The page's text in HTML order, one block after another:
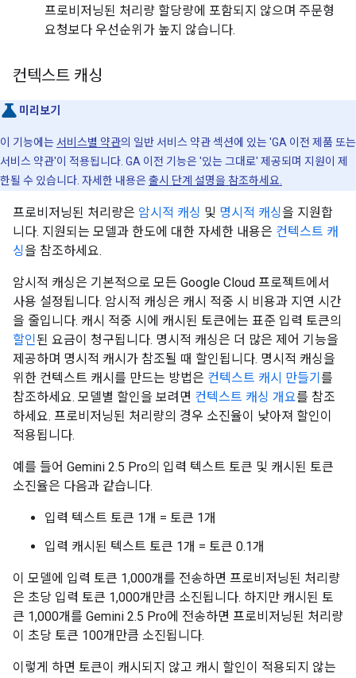
프로비저닝된 처리량 할당량에 포함되지 않으며 주문형
요청보다 우선순위가 높지 않습니다.
컨텍스트 캐싱
미리보기
이 기능에는 서비스별 약관의 일반 서비스 약관 섹션에 있는 'GA 이전 제품 또는
서비스 약관'이 적용됩니다. GA 이전 기능은 '있는 그대로' 제공되며 지원이 제
한될 수 있습니다. 자세한 내용은출시 단계 설명을 참조하세요.
프로비저닝된 처리량은 암시적 캐싱 및 명시적 캐싱을 지원합
니다. 지원되는 모델과 한도에 대한 자세한 내용은 컨텍스트 캐
싱을 참조하세요.
암시적 캐싱은 기본적으로 모든 Google Cloud 프로젝트에서
사용 설정됩니다. 암시적 캐싱은 캐시 적중 시 비용과 지연 시간
을 줄입니다. 캐시 적중 시에 캐시된 토큰에는 표준 입력 토큰의
할인된 요금이 청구됩니다. 명시적 캐싱은 더 많은 제어 기능을
제공하며 명시적 캐시가 참조될 때 할인됩니다. 명시적 캐싱을
위한 컨텍스트 캐시를 만드는 방법은 컨텍스트 캐시 만들기 를
참조하세요. 모델별 할인을 보려면 컨텍스트 캐싱 개요를 참조
하세요. 프로비저닝된 처리량의 경우 소진율이 낮아져 할인이
적용됩니다.
예를 들어 Gemini 2.5 Pro의 입력 텍스트 토큰 및 캐시된 토큰
소진율은 다음과 같습니다.
입력 텍스트 토큰 1개 = 토큰 1개
입력 캐시된 텍스트 토큰 1개 = 토큰 0.1개
이 모델에 입력 토큰 1,000개를 전송하면 프로비저닝된 처리량
은 초당 입력 토큰 1,000개만큼 소진됩니다. 하지만 캐시된 토
큰 1,000개를 Gemini 2.5 Pro에 전송하면 프로비저닝된 처리량
이 초당 토큰 100개만큼 소진됩니다.
이렇게 하면 토큰이 캐시되지 않고 캐시 할인이 적용되지 않는